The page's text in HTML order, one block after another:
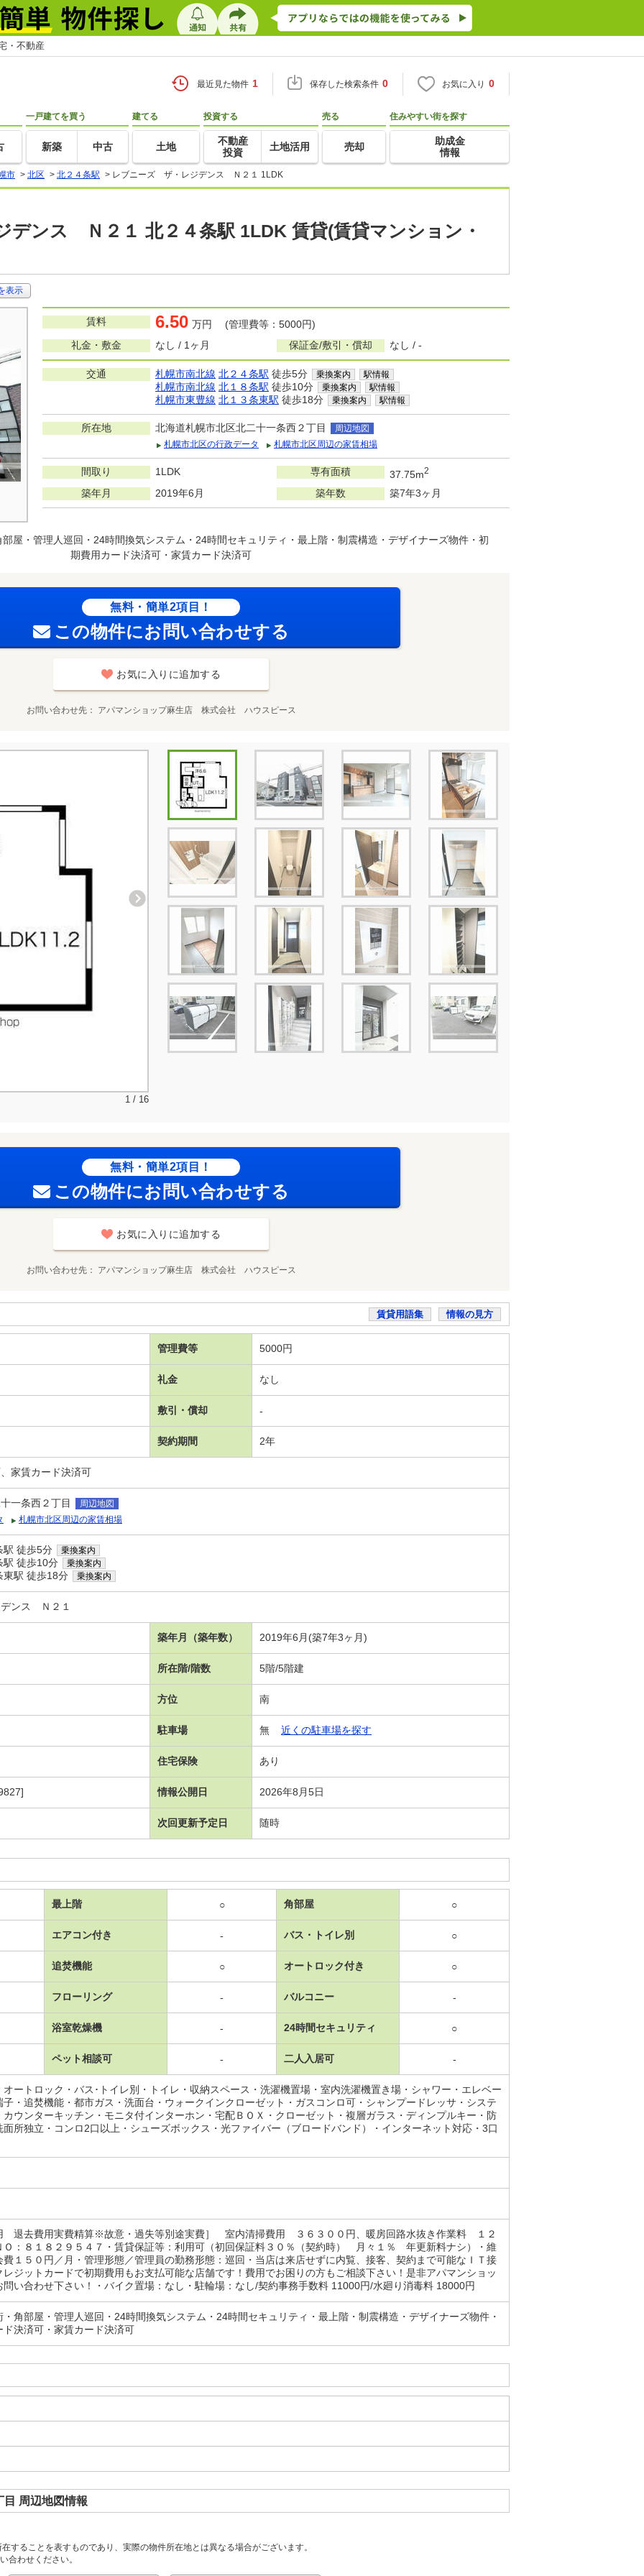
・不動産
最近見た物件 1 保存した検索条件 0 お気に入り 0
一戸建てを買う
新築 中古
建てる
土地
投資する
不動産
投資
土地活用
売る
売却
住みやすい街を探す
助成金
情報
市 > 北区 > 北２４条駅 > レブニーズ ザ・レジデンス Ｎ２１ 1LDK
ンス Ｎ２１ 北２４条駅 1LDK 賃貸(賃貸マンション・
表示
賃料 6.50 万円 (管理費等：5000円)
礼金・敷金
なし / 1ヶ月 保証金/敷引・償却 なし / -
交通 札幌市南北線 北２４条駅 徒歩5分 乗換案内 駅情報
札幌市南北線 北１８条駅 徒歩10分 乗換案内 駅情報
札幌市東豊線 北１３条東駅 徒歩18分 乗換案内 駅情報
所在地 北海道札幌市北区北二十一条西２丁目
周辺地図
札幌市北区の行政データ
札幌市北区周辺の家賃相場
間取り 1LDK 専有面積 37.75m2
築年月 2019年6月 築年数 築7年3ヶ月
屋・管理人巡回・24時間換気システム・24時間セキュリティ・最上階・制震構造・デザイナーズ物件・初
期費用カード決済可・家賃カード決済可
無料・簡単2項目！
この物件にお問い合わせする
お気に入りに追加する
お問い合わせ先 アパマンショップ麻生店 株式会社 ハウスピース
1 / 16
無料・簡単2項目！
この物件にお問い合わせする
お気に入りに追加する
お問い合わせ先 アパマンショップ麻生店 株式会社 ハウスピース
賃貸用語集 情報の見方
管理費等 5000円
礼金 なし
敷引・償却 -
契約期間 2年
家賃カード決済可
一条西２丁目
周辺地図
札幌市北区周辺の家賃相場
駅 徒歩5分 乗換案内
駅 徒歩10分 乗換案内
東駅 徒歩18分 乗換案内
ンス Ｎ２１
築年月（築年数） 2019年6月(築7年3ヶ月)
所在階/階数 5階/5階建
方位 南
駐車場 無 近くの駐車場を探す
住宅保険 あり
情報公開日 2026年8月5日
次回更新予定日 随時
最上階 ○ 角部屋 ○
エアコン付き - バス・トイレ別 ○
追焚機能 ○ オートロック付き ○
フローリング - バルコニー -
浴室乾燥機 - 24時間セキュリティ ○
ペット相談可 - 二人入居可 -
オートロック・バス･トイレ別・トイレ・収納スペース・洗濯機置場・室内洗濯機置き場・シャワー・エレベー
子・追焚機能・都市ガス・洗面台・ウォークインクローゼット・ガスコンロ可・シャンプードレッサ・システ
カウンターキッチン・モニタ付インターホン・宅配ＢＯＸ・クローゼット・複層ガラス・ディンプルキー・防
面所独立・コンロ2口以上・シューズボックス・光ファイバー（ブロードバンド）・インターネット対応・3口
退去費用実費精算※故意・過失等別途実費］ 室内清掃費用 ３６３００円、暖房回路水抜き作業料 １２
：８１８２９５４７・賃貸保証等：利用可（初回保証料３０％（契約時） 月々１％ 年更新料ナシ）・維
費１５０円／月・管理形態／管理員の勤務形態：巡回・当店は来店せずに内覧、接客、契約まで可能なＩＴ接
レジットカードで初期費用もお支払可能な店舗です！費用でお困りの方もご相談下さい！是非アパマンショッ
問い合わせ下さい！・バイク置場：なし・駐輪場：なし/契約事務手数料 11000円/水廻り消毒料 18000円
・角部屋・管理人巡回・24時間換気システム・24時間セキュリティ・最上階・制震構造・デザイナーズ物件・
ド決済可・家賃カード決済可
周辺地図情報
することを表すものであり、実際の物件所在地とは異なる場合がございます。
合わせください。